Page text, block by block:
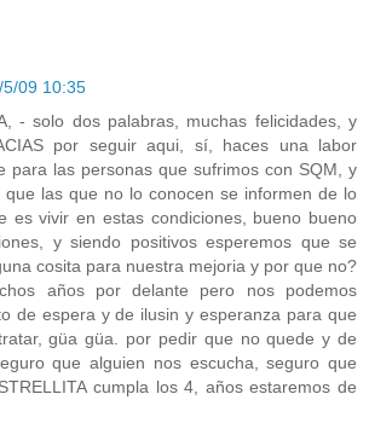
5/09 10:35
- solo dos palabras, muchas felicidades, y
por seguir aqui, sí, haces una labor
para las personas que sufrimos con SQM, y
las que no lo conocen se informen de lo
es vivir en estas condiciones, bueno bueno
y siendo positivos esperemos que se
cosita para nuestra mejoria y por que no?
años por delante pero nos podemos
de espera y de ilusin y esperanza para que
güa güa. por pedir que no quede y de
que alguien nos escucha, seguro que
cumpla los 4, años estaremos de